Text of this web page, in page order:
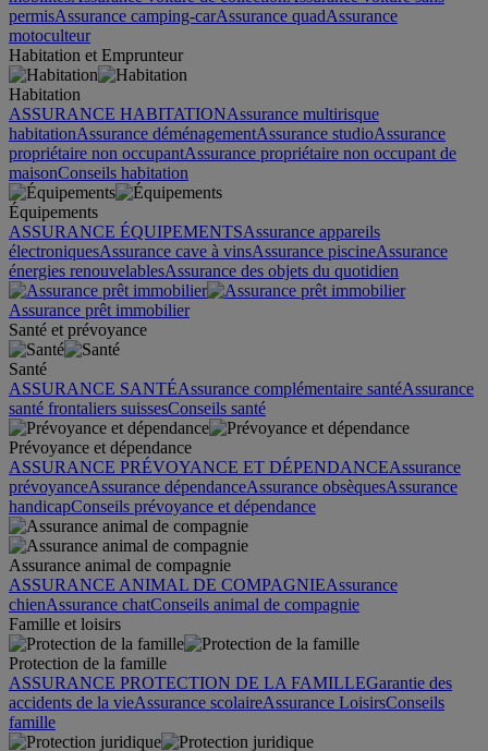
permisAssurance camping-carAssurance quadAssurance
motoculteur
Habitation et Emprunteur
Habitation
ASSURANCE HABITATIONAssurance multirisque
habitationAssurance déménagementAssurance studioAssurance
propriétaire non occupantAssurance propriétaire non occupant de
maisonConseils habitation
Équipements
ASSURANCE ÉQUIPEMENTSAssurance appareils
électroniquesAssurance cave à vinsAssurance piscineAssurance
énergies renouvelablesAssurance des objets du quotidien
Assurance prêt immobilier
Santé et prévoyance
Santé
ASSURANCE SANTÉAssurance complémentaire santéAssurance
santé frontaliers suissesConseils santé
Prévoyance et dépendance
ASSURANCE PRÉVOYANCE ET DÉPENDANCEAssurance
prévoyanceAssurance dépendanceAssurance obsèquesAssurance
handicapConseils prévoyance et dépendance
Assurance animal de compagnie
ASSURANCE ANIMAL DE COMPAGNIEAssurance
chienAssurance chatConseils animal de compagnie
Famille et loisirs
Protection de la famille
ASSURANCE PROTECTION DE LA FAMILLEGarantie des
accidents de la vieAssurance scolaireAssurance LoisirsConseils
famille